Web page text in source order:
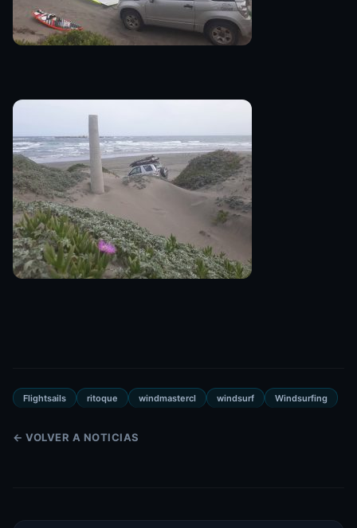
Flightsails ritoque windmastercl windsurf Windsurfing
← VOLVER A NOTICIAS